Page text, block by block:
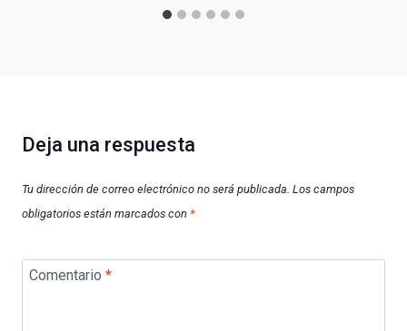
Deja una respuesta
Tu dirección de correo electrónico no será publicada. Los campos
obligatorios están marcados con *
Comentario *